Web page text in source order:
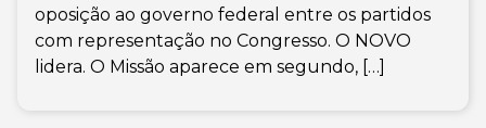
oposição ao governo federal entre os partidos
com representação no Congresso. O NOVO
lidera. O Missão aparece em segundo, […]